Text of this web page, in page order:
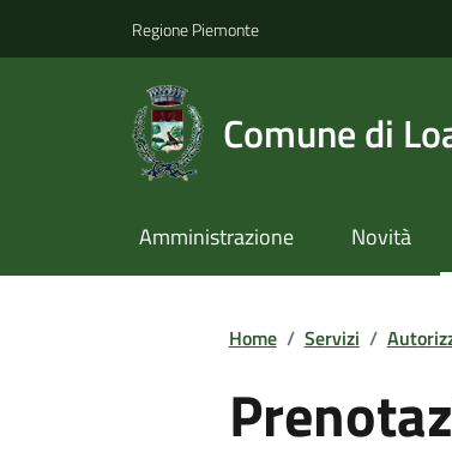
Regione Piemonte
Comune di
Amministrazione Novità
Home / Servizi /